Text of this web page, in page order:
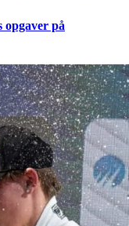
opgaver på